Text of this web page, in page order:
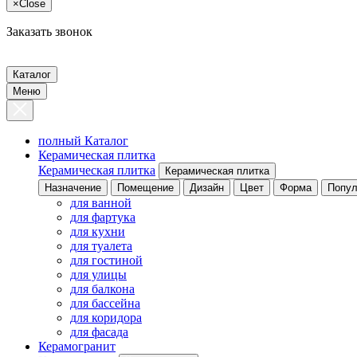
×Close
Заказать звонок
Каталог
Меню
полный Каталог
Керамическая плитка
Керамическая плитка
Керамическая плитка
Назначение
Помещение Дизайн Цвет Форма
для ванной
для фартука
для кухни
для туалета
для гостиной
для улицы
для балкона
для бассейна
для коридора
для фасада
Керамогранит